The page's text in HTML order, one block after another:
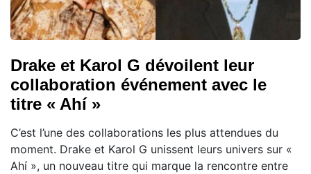
Drake et Karol G dévoilent leur
collaboration événement avec le
titre « Ahí »
C’est l’une des collaborations les plus attendues du
moment. Drake et Karol G unissent leurs univers sur «
Ahí », un nouveau titre qui marque la rencontre entre